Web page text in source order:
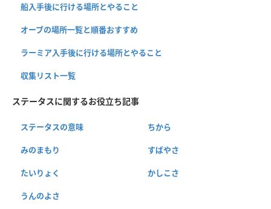
船入手後に行ける場所とやること
オーブの場所一覧と順番おすすめ
ラーミア入手後に行ける場所とやること
収集リスト一覧
ステータスに関するお役立ち記事
ステータスの意味 ちから
みのまもり すばやさ
たいりょく かしこさ
うんのよさ